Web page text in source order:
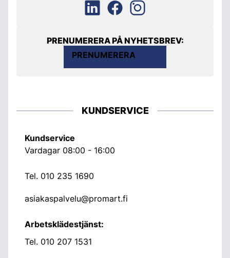
PRENUMERERA PÅ NYHETSBREV:
PRENUMERERA
KUNDSERVICE
Kundservice
Vardagar 08:00 - 16:00
Tel. 010 235 1690
asiakaspalvelu@promart.fi
Arbetsklädestjänst:
Tel. 010 207 1531